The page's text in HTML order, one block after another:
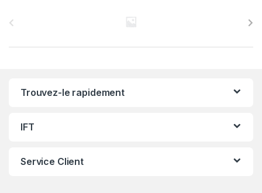
Trouvez-le rapidement
IFT
Service Client